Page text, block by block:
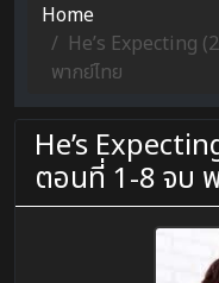
Home
He’s Expecting
พากย์ไทย
He’s
ตอนที่ 1-8 จบ